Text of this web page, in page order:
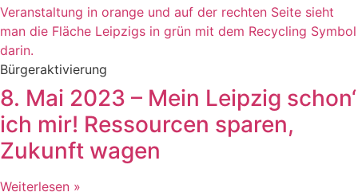
Bürgeraktivierung
8. Mai 2023 – Mein Leipzig schon‘
ich mir! Ressourcen sparen,
Zukunft wagen
Weiterlesen »